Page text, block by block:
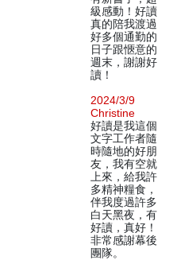
級感動！好讀
真的陪我渡過
好多個通勤的
日子跟愜意的
週末，謝謝好
讀！
2024/3/9
Christine
好讀是我這個
文字工作者隨
時隨地的好朋
友，我有空就
上來，給我許
多精神糧食，
伴我度過許多
白天黑夜，有
好讀，真好！
非常感謝幕後
團隊。